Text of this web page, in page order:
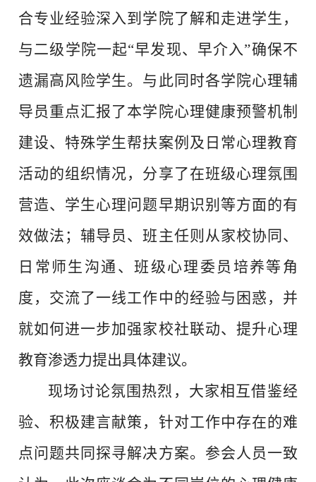
合专业经验深入到学院了解和走进学生，
与二级学院一起“早发现、早介入”确保不
遗漏高风险学生。与此同时各学院心理辅
导员重点汇报了本学院心理健康预警机制
建设、特殊学生帮扶案例及日常心理教育
活动的组织情况，分享了在班级心理氛围
营造、学生心理问题早期识别等方面的有
效做法；辅导员、班主任则从家校协同、
日常师生沟通、班级心理委员培养等角
度，交流了一线工作中的经验与困惑，并
就如何进一步加强家校社联动、提升心理
教育渗透力提出具体建议。
现场讨论氛围热烈，大家相互借鉴经
验、积极建言献策，针对工作中存在的难
点问题共同探寻解决方案。参会人员一致